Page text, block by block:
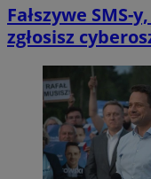
Fałszywe
zgłosisz